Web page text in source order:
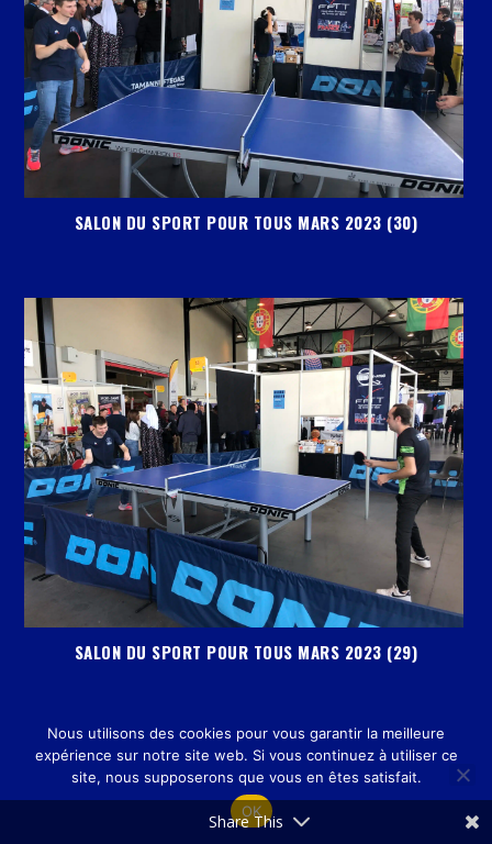
SALON DU SPORT POUR TOUS MARS 2023 (30)
SALON DU SPORT POUR TOUS MARS 2023 (29)
Share This
Nous utilisons des cookies pour vous garantir la meilleure
expérience sur notre site web. Si vous continuez à utiliser ce
site, nous supposerons que vous en êtes satisfait.
OK